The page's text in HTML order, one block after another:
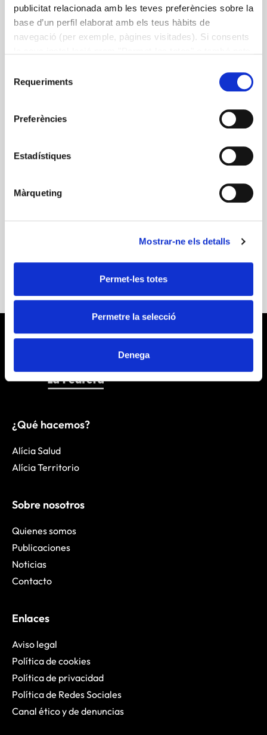
publicitat relacionada amb les teves preferències sobre la
base d’un perfil elaborat amb els teus hàbits de
navegació (per exemple, pàgines visitades). Si consents
informació a la nostra
Requeriments
Preferències
Estadístiques
Màrqueting
Mostrar-ne els detalls
Permet-les totes
Permetre la selecció
Denega
Una guía para restauradores y curiosos sobre plantas
silvestres y sus aplicaciones a la cocina, con un total de
20 productos silvícolas de la zona y diferentes recetas.
desarrolla el Ayuntamiento de Tremp a través del
representantes del sector de la restauración y
Fundación Alícia.
recetas
Más información
¿Qué hacemos?
Alícia Salud
Alícia Territorio
Sobre nosotros
Quienes somos
Publicaciones
Noticias
Contacto
Enlaces
Aviso legal
Política de cookies
Política de privacidad
Política de Redes Sociales
Canal ético y de denuncias